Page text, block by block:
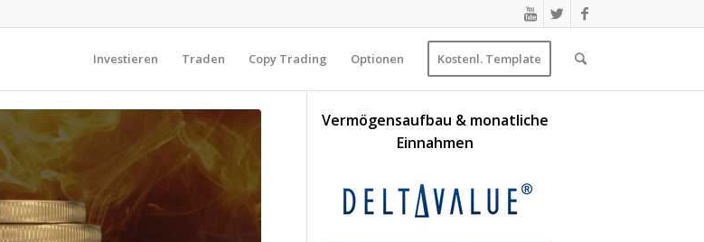
Investieren Traden Copy Trading Optionen Kostenl. Template
Vermögensaufbau & monatliche
Einnahmen